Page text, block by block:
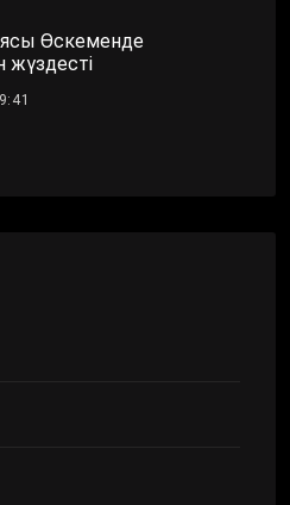
Өскеменде
жүздесті